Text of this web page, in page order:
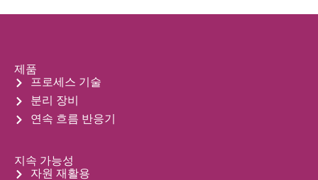
제품
프로세스 기술
분리 장비
연속 흐름 반응기
지속 가능성
자원 재활용